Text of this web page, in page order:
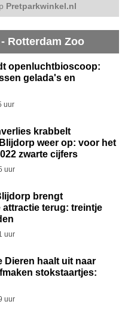
Pretparkwinkel.nl
Rotterdam Zoo
openluchtbioscoop:
gelada's en
uur
krabbelt
weer op: voor het
zwarte cijfers
uur
brengt
terug: treintje
uur
Dieren haalt uit naar
stokstaartjes:
uur